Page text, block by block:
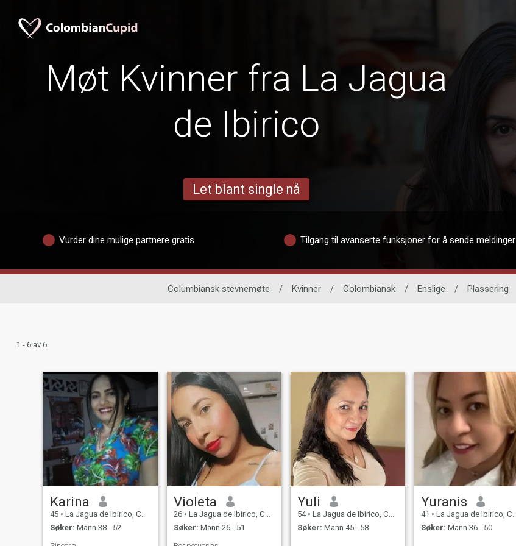
Møt Kvinner fra La Jagua
de Ibirico
Let blant single nå
Vurder dine mulige partnere gratis Tilgang til avanserte funksjoner for å sende meldinger
Columbiansk stevnemøte / Kvinner / Colombiansk / Enslige / Plassering
1 - 6 av 6
Karina
45 • La Jagua de Ibirico, Cesar, Colombia
Søker: Mann 38 - 52
Violeta
26 • La Jagua de Ibirico, Cesar, Colombia
Søker: Mann 26 - 51
Yuli
54 • La Jagua de Ibirico, Cesar, Colombia
Søker: Mann 45 - 58
Yuranis
41 • La Jagua de Ibirico, Cesar, Colombia
Søker: Mann 36 - 50